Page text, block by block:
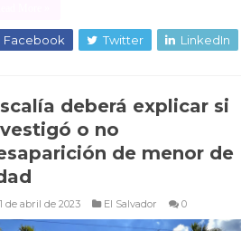
Facebook Twitter LinkedIn
deberá explicar si
o no
de menor de
de abril de 2023 El Salvador 0